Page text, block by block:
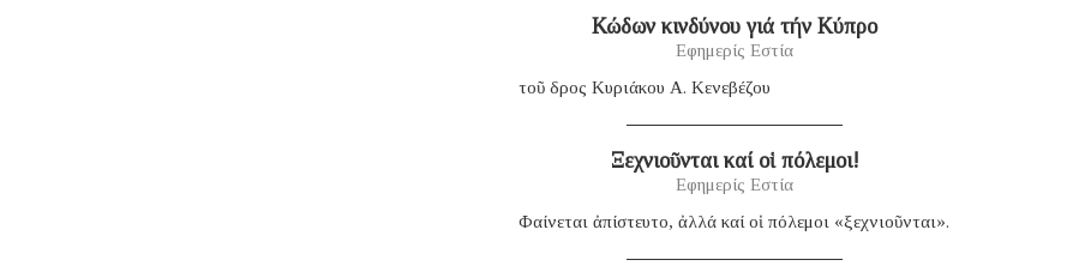
Κώδων κινδύνου γιά τήν Κύπρο
Εφημερίς Εστία
τοῦ δρος Κυριάκου Α. Κενεβέζου
Ξεχνιοῦνται καί οἱ πόλεμοι!
Εφημερίς Εστία
Φαίνεται ἀπίστευτο, ἀλλά καί οἱ πόλεμοι «ξεχνιοῦνται».